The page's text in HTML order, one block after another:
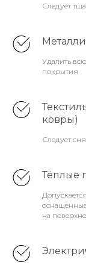
Следует
Удалить
покрытия
ковры)
Следует
Тёплые
на